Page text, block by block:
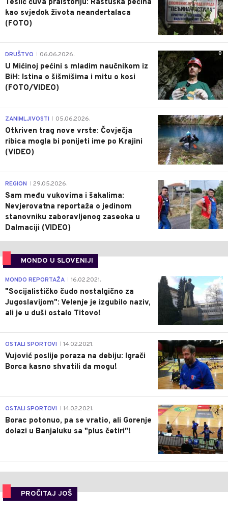
Teslić čuva praistoriju: Rastuška pećina
kao svjedok života neandertalaca
(FOTO)
0
DRUŠTVO 06.06.2026.
U Mićinoj pećini s mladim naučnikom iz
BiH: Istina o šišmišima i mitu o kosi
(FOTO/VIDEO)
0
ZANIMLJIVOSTI 05.06.2026.
Otkriven trag nove vrste: Čovječja
ribica mogla bi ponijeti ime po Krajini
(VIDEO)
0
REGION 29.05.2026.
Sam među vukovima i šakalima:
Nevjerovatna reportaža o jedinom
stanovniku zaboravljenog zaseoka u
Dalmaciji (VIDEO)
MONDO U SLOVENIJI
4
MONDO REPORTAŽA 16.02.2021.
"Socijalističko čudo nostalgično za
Jugoslavijom": Velenje je izgubilo naziv,
ali je u duši ostalo Titovo!
1
OSTALI SPORTOVI 14.02.2021.
Vujović poslije poraza na debiju: Igrači
Borca kasno shvatili da mogu!
3
OSTALI SPORTOVI 14.02.2021.
Borac potonuo, pa se vratio, ali Gorenje
dolazi u Banjaluku sa "plus četiri"!
PROČITAJ JOŠ